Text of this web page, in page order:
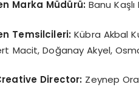
Marka Müdürü: Banu Kaşlı
Temsilcileri: Kübra Akbal
Macit, Doğanay Akyel,
Director: Zeynep